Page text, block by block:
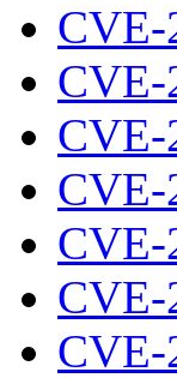
CVE-
CVE-
CVE-
CVE-
CVE-
CVE-
CVE-